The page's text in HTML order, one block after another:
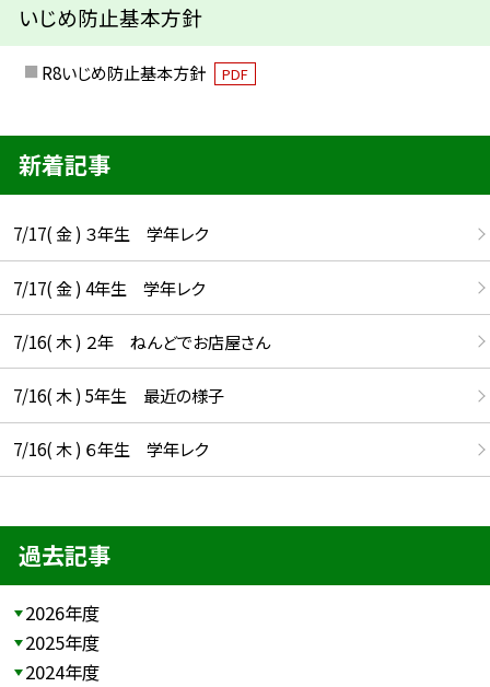
いじめ防止基本方針
R8いじめ防止基本方針 PDF
新着記事
7/17( 金 ) ３年生 学年レク
7/17( 金 ) 4年生 学年レク
7/16( 木 ) ２年 ねんどでお店屋さん
7/16( 木 ) 5年生 最近の様子
7/16( 木 ) ６年生 学年レク
過去記事
2026年度
2025年度
2024年度